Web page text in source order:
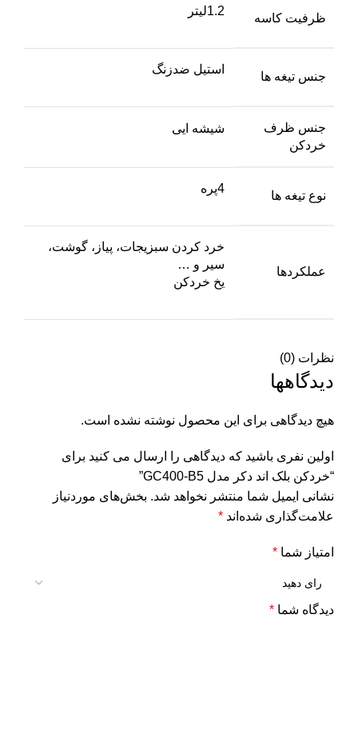
ظرفیت کاسه
1.2لیتر
جنس تیغه ها
استیل ضدزنگ
جنس ظرف
خردکن
شیشه ایی
نوع تیغه ها
4پره
عملکردها
خرد کردن سبزیجات، پیاز، گوشت،
سیر و …
یخ خردکن
نظرات (0)
دیدگاهها
هیچ دیدگاهی برای این محصول نوشته نشده است.
اولین نفری باشید که دیدگاهی را ارسال می کنید برای
“خردکن بلک اند دکر مدل GC400-B5”
نشانی ایمیل شما منتشر نخواهد شد. بخش‌های موردنیاز
علامت‌گذاری شده‌اند *
امتیاز شما *
دیدگاه شما *